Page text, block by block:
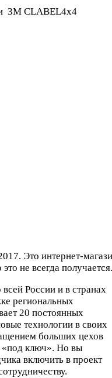
3М CLABEL4x4
Это интернет-
не всегда
России и в странах
региональных
20 постоянных
технологии в своих
больших цехов
«под ключ». Но вы
включить в проект